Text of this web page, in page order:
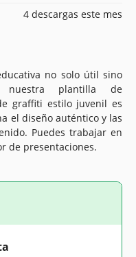
4 descargas este mes
no solo útil sino
nuestra plantilla de
graffiti estilo juvenil es
el diseño auténtico y las
Puedes trabajar en
de presentaciones.